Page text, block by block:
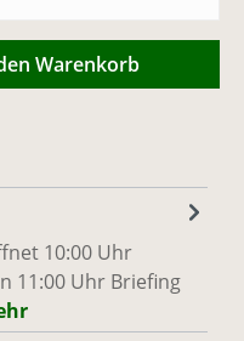
gewünschten
Warenkorb
10:00 Uhr
11:00 Uhr Briefing